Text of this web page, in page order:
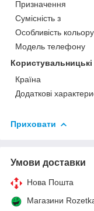
Призначення
Сумісність з
Особливість кольору
Модель телефону
Країна
Додаткові
Приховати
Умови доставки
Нова Пошта
Магазини